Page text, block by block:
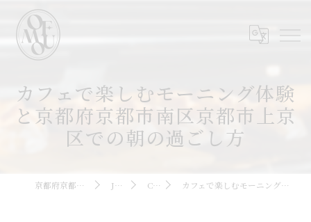
カフェで楽しむモーニング体験
と京都府京都市南区京都市上京
区での朝の過ごし方
京都府京都駅周辺のカフェならOMOFU JOURNAL COLUMN カフェで楽しむモーニング体験と京都府京都市南区京都市上京区での朝の過ごし方